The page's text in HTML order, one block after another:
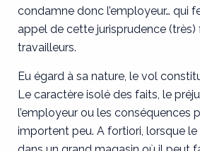
condamne donc l’employeur… qui
appel de cette jurisprudence (très)
travailleurs.
Eu égard à sa nature, le vol
Le caractère isolé des faits, le
l’employeur ou les conséquences
importent peu. A fortiori, lorsque